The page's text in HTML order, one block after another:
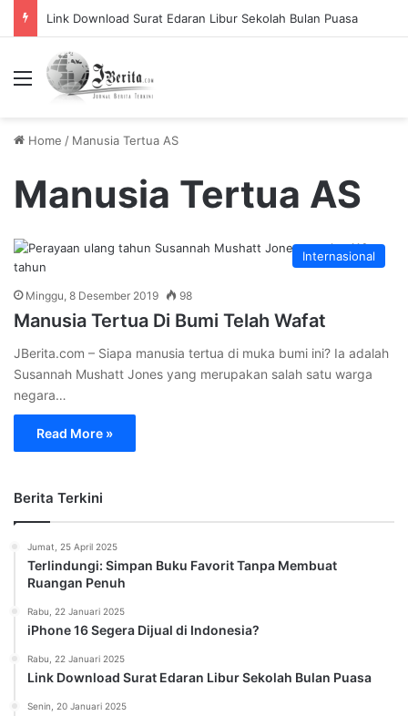
Link Download Surat Edaran Libur Sekolah Bulan Puasa
Menu
Home / Manusia Tertua AS
Manusia Tertua AS
Internasional
Minggu, 8 Desember 2019 98
Manusia Tertua Di Bumi Telah Wafat
JBerita.com – Siapa manusia tertua di muka bumi ini? Ia adalah
Susannah Mushatt Jones yang merupakan salah satu warga
negara…
Read More »
Berita Terkini
Jumat, 25 April 2025
Terlindungi: Simpan Buku Favorit Tanpa Membuat
Ruangan Penuh
Rabu, 22 Januari 2025
iPhone 16 Segera Dijual di Indonesia?
Rabu, 22 Januari 2025
Link Download Surat Edaran Libur Sekolah Bulan Puasa
Senin, 20 Januari 2025